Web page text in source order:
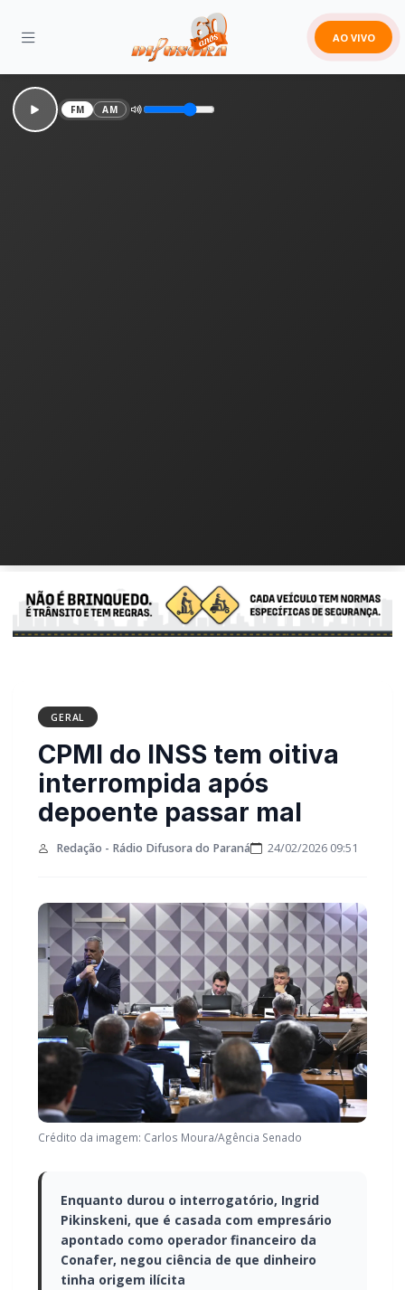
AO VIVO
FM AM
GERAL
CPMI do INSS tem oitiva
interrompida após
depoente passar mal
Redação - Rádio Difusora do Paraná 24/02/2026 09:51
Crédito da imagem: Carlos Moura/Agência Senado
Enquanto durou o interrogatório, Ingrid
Pikinskeni, que é casada com empresário
apontado como operador financeiro da
Conafer, negou ciência de que dinheiro
tinha origem ilícita